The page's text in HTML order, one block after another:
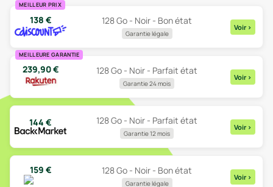
MEILLEUR PRIX
138 € 128 Go - Noir - Bon état
Garantie légale
Voir >
MEILLEURE GARANTIE
239,90€ 128 Go - Noir - Parfait état
Garantie 24 mois
Voir >
144 € 128 Go - Noir - Parfait état
Garantie 12 mois
Voir >
159 € 128 Go - Noir - Bon état
Garantie légale
Voir >